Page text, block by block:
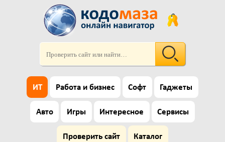
ИТ Работа и бизнес Софт Гаджеты
Авто Игры Интересное Сервисы
Проверить сайт Каталог